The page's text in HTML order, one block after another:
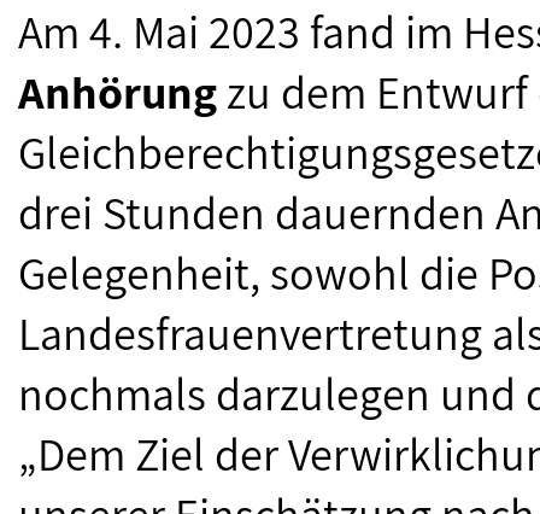
Am 4. Mai 2023 fand im
Anhörungzu dem
drei Stunden dauernden
Gelegenheit, sowohl die
Landesfrauenvertretung
nochmals darzulegen
„Dem Ziel der